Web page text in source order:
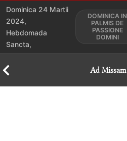
Dominica 24 Martii
2024,
Hebdomada
Sancta,
DOMINICA IN
PALMIS DE
PASSIONE
DOMINI
Ad Missam